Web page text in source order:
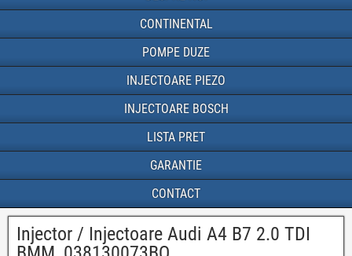
CONTINENTAL
POMPE DUZE
INJECTOARE PIEZO
INJECTOARE BOSCH
LISTA PRET
GARANTIE
CONTACT
Injector / Injectoare Audi A4 B7 2.0 TDI